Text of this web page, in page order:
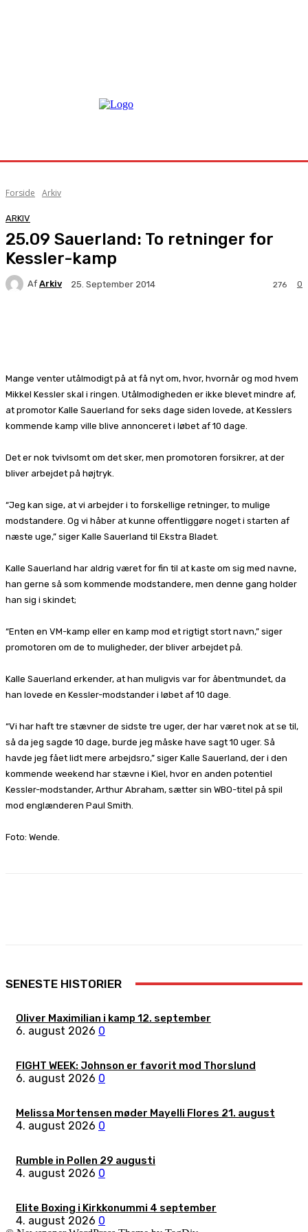
Forside Arkiv
ARKIV
25.09 Sauerland: To retninger for
Kessler-kamp
Af Arkiv 25. September 2014 0
276
Mange venter utålmodigt på at få nyt om, hvor, hvornår og mod hvem
Mikkel Kessler skal i ringen. Utålmodigheden er ikke blevet mindre af,
at promotor Kalle Sauerland for seks dage siden lovede, at Kesslers
kommende kamp ville blive annonceret i løbet af 10 dage.
Det er nok tvivlsomt om det sker, men promotoren forsikrer, at der
bliver arbejdet på højtryk.
“Jeg kan sige, at vi arbejder i to forskellige retninger, to mulige
modstandere. Og vi håber at kunne offentliggøre noget i starten af
næste uge,” siger Kalle Sauerland til Ekstra Bladet.
Kalle Sauerland har aldrig været for fin til at kaste om sig med navne,
han gerne så som kommende modstandere, men denne gang holder
han sig i skindet;
“Enten en VM-kamp eller en kamp mod et rigtigt stort navn,” siger
promotoren om de to muligheder, der bliver arbejdet på.
Kalle Sauerland erkender, at han muligvis var for åbentmundet, da
han lovede en Kessler-modstander i løbet af 10 dage.
“Vi har haft tre stævner de sidste tre uger, der har været nok at se til,
så da jeg sagde 10 dage, burde jeg måske have sagt 10 uger. Så
havde jeg fået lidt mere arbejdsro,” siger Kalle Sauerland, der i den
kommende weekend har stævne i Kiel, hvor en anden potentiel
Kessler-modstander, Arthur Abraham, sætter sin WBO-titel på spil
mod englænderen Paul Smith.
Foto: Wende.
SENESTE HISTORIER
Oliver Maximilian i kamp 12. september
6. august 2026 0
FIGHT WEEK: Johnson er favorit mod Thorslund
6. august 2026 0
Melissa Mortensen møder Mayelli Flores 21. august
4. august 2026 0
Rumble in Pollen 29 augusti
4. august 2026 0
Elite Boxing i Kirkkonummi 4 september
4. august 2026 0